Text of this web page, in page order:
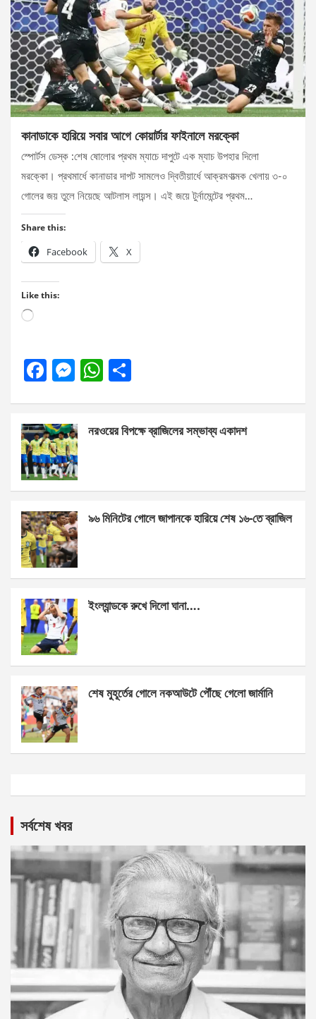
কানাডাকে হারিয়ে সবার আগে কোয়ার্টার ফাইনালে মরক্কো
স্পোর্টস ডেস্ক :শেষ ষোলোর প্রথম ম্যাচে দাপুটে এক ম্যাচ উপহার দিলো
মরক্কো। প্রথমার্ধে কানাডার দাপট সামলেও দ্বিতীয়ার্ধে আক্রমণাত্মক খেলায় ৩-০
গোলের জয় তুলে নিয়েছে আটলাস লায়ন্স। এই জয়ে টুর্নামেন্টের প্রথম…
Share this:
Facebook X
Like this:
Loading…
F
b
o
o
k
M
n
g
er
W
s
p
e
নরওয়ের বিপক্ষে ব্রাজিলের সম্ভাব্য একাদশ
৯৬ মিনিটের গোলে জাপানকে হারিয়ে শেষ ১৬-তে ব্রাজিল
ইংল্যান্ডকে রুখে দিলো ঘানা….
শেষ মুহূর্তের গোলে নকআউটে পৌঁছে গেলো জার্মানি
সর্বশেষ খবর